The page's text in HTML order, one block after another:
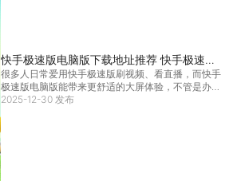
快手极速版电脑版下载地址推荐 快手极速版
PC版去哪玩
很多人日常爱用快手极速版刷视频、看直播，而快手
极速版电脑版能带来更舒适的大屏体验，不管是办公
间隙放松，还是在家沉浸式观看，都比手机更过瘾。
2025-12-30 发布